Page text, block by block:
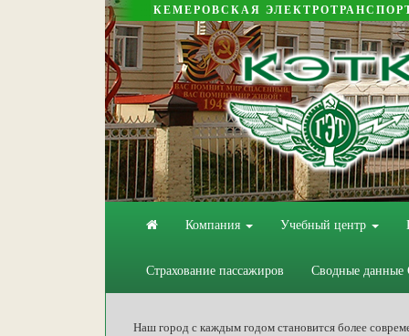
КЕМЕРОВСКАЯ
Компания Учебный центр
Страхование пассажиров Сводные
Наш город с каждым годом становится более